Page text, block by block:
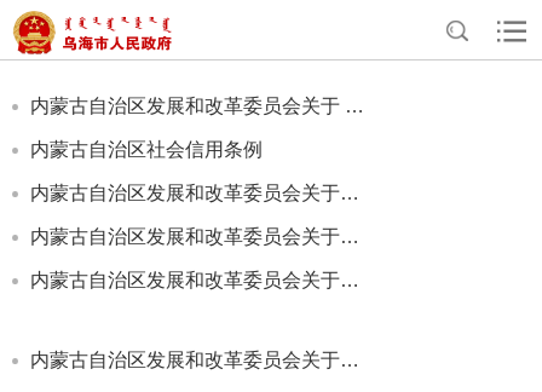
首页>资讯中心 > 归档专题
内蒙古自治区发展和改革委员会关于 印发《内蒙古自治区失信惩戒措施补充清单（2025年版）》的通知
内蒙古自治区社会信用条例
内蒙古自治区发展和改革委员会关于印发《内蒙古自治区关于推行专项信用报告替代无违法违规证明进...
内蒙古自治区发展和改革委员会关于印发 《内蒙古自治区失信惩戒措施补充清单（2024年版）》的通知
内蒙古自治区发展和改革委员会关于印发《内蒙古自治区诚信典型选树对象目录（2024年版）》《内蒙...
内蒙古自治区发展和改革委员会关于公示2024年第一批自治区诚信典型的通知